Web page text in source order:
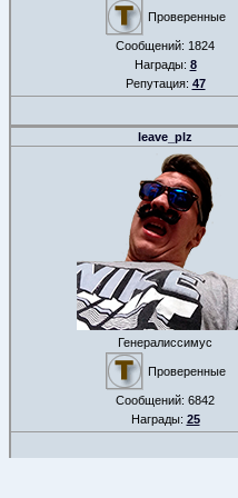
Проверенные
Сообщений: 1824
Награды: 8
Репутация: 47
leave_plz
Генералиссимус
Проверенные
Сообщений: 6842
Награды: 25